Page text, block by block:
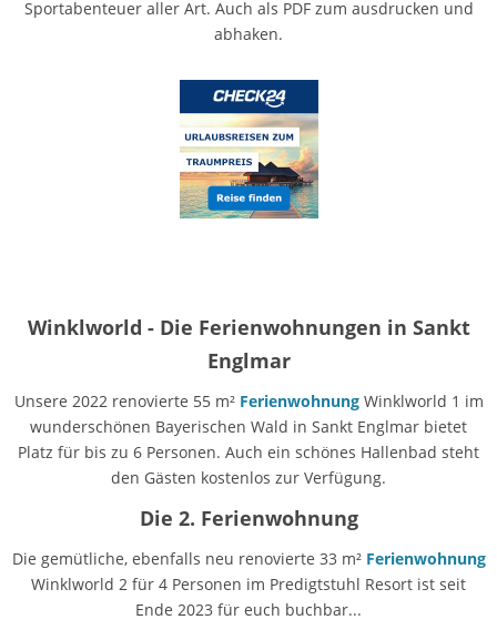
Sportabenteuer aller Art. Auch als PDF zum ausdrucken und
abhaken.
Winklworld - Die Ferienwohnungen in Sankt
Englmar
Unsere 2022 renovierte 55 m² FerienwohnungWinklworld 1 im
wunderschönen Bayerischen Wald in Sankt Englmar bietet
Platz für bis zu 6 Personen. Auch ein schönes Hallenbad steht
den Gästen kostenlos zur Verfügung.
Die 2. Ferienwohnung
Die gemütliche, ebenfalls neu renovierte 33 m² Ferienwohnung
Winklworld 2 für 4 Personen im Predigtstuhl Resort ist seit
Ende 2023 für euch buchbar...